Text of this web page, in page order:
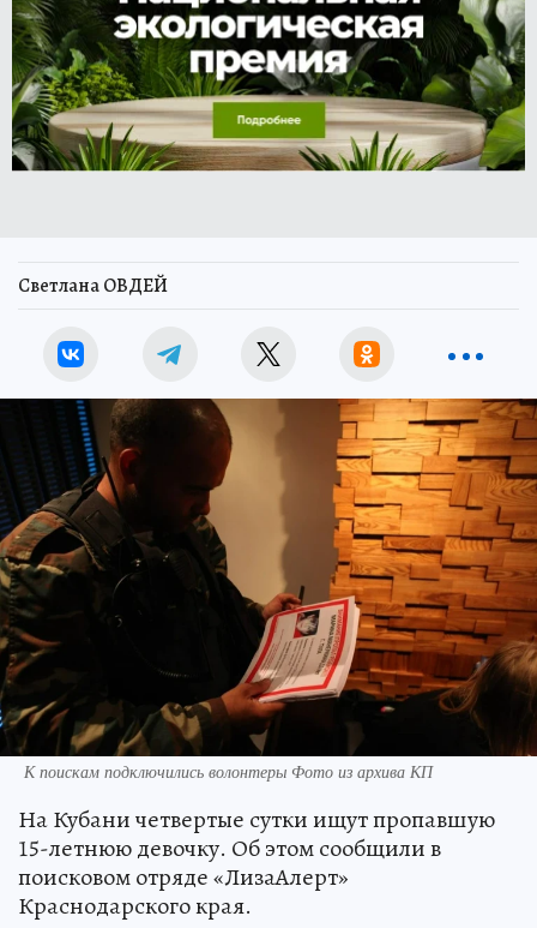
Светлана ОВДЕЙ
К поискам подключились волонтеры Фото из архива КП
На Кубани четвертые сутки ищут пропавшую
15-летнюю девочку. Об этом сообщили в
поисковом отряде «ЛизаАлерт»
Краснодарского края.